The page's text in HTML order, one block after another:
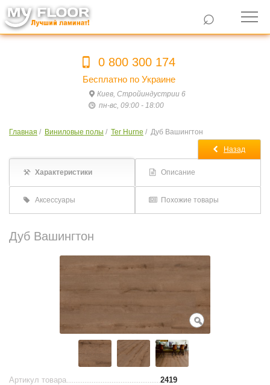
⌕
0 800 300 174
Бесплатно по Украине
Киев, Стройиндустрии 6
пн-вс, 09:00 - 18:00
Главная / Виниловые полы / Ter Hurne / Дуб Вашингтон
Характеристики Описание
Аксессуары Похожие товары
Назад
Дуб Вашингтон
2419
Артикул товара